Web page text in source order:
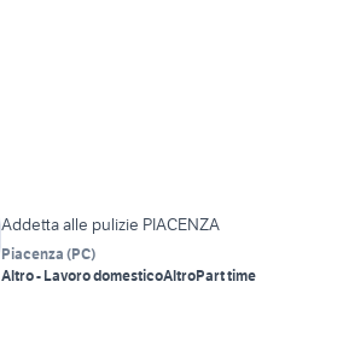
Addetta alle pulizie PIACENZA
Piacenza (PC)
Altro - Lavoro domesticoAltroPart time